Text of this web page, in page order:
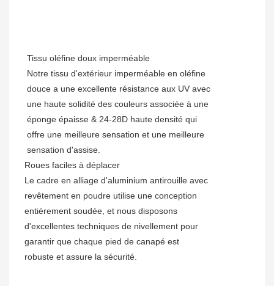
Tissu oléfine doux imperméable
Notre tissu d'extérieur imperméable en oléfine
douce a une excellente résistance aux UV avec
une haute solidité des couleurs associée à une
éponge épaisse & 24-28D haute densité qui
offre une meilleure sensation et une meilleure
sensation d'assise.
Roues faciles à déplacer
Le cadre en alliage d'aluminium antirouille avec
revêtement en poudre utilise une conception
entièrement soudée, et nous disposons
d'excellentes techniques de nivellement pour
garantir que chaque pied de canapé est
robuste et assure la sécurité.